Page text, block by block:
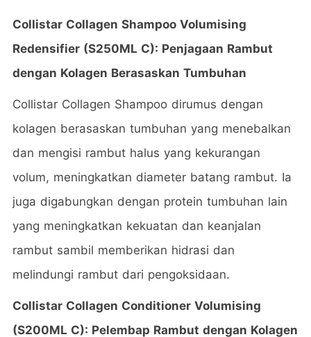
Collistar Collagen Shampoo Volumising
Redensifier (S250ML C): Penjagaan Rambut
dengan Kolagen Berasaskan Tumbuhan
Collistar Collagen Shampoo dirumus dengan
kolagen berasaskan tumbuhan yang menebalkan
dan mengisi rambut halus yang kekurangan
volum, meningkatkan diameter batang rambut. Ia
juga digabungkan dengan protein tumbuhan lain
yang meningkatkan kekuatan dan keanjalan
rambut sambil memberikan hidrasi dan
melindungi rambut dari pengoksidaan.
Collistar Collagen Conditioner Volumising
(S200ML C): Pelembap Rambut dengan Kolagen